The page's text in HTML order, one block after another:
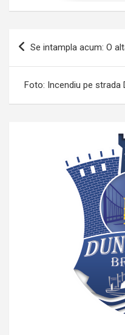
Navigare
Se intampla acum: O
Foto: Incendiu pe strada